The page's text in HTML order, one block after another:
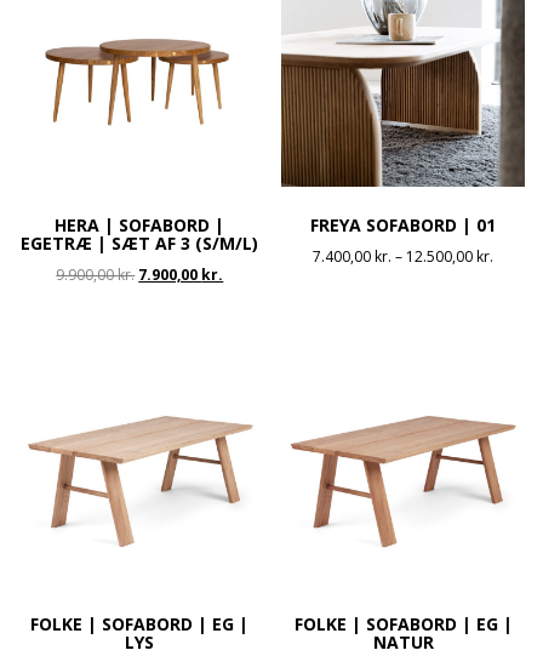
HERA | SOFABORD |
EGETRÆ | SÆT AF 3 (S/M/L)
9.900,00kr. Den
7.900,00 kr.
FREYA SOFABORD | 01
7.400,00kr. – 12.500,00kr.
FOLKE | SOFABORD | EG |
LYS
FOLKE | SOFABORD | EG |
NATUR